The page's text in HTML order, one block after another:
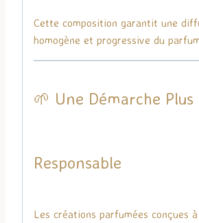
Cette composition garantit une
homogène et progressive du
🌱 Une Démarche Plus
Responsable
Les créations parfumées conçues